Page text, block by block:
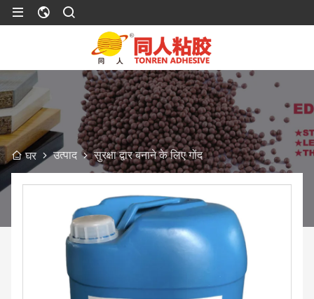
घर उत्पाद सुरक्षा द्वार बनाने के लिए गोंद